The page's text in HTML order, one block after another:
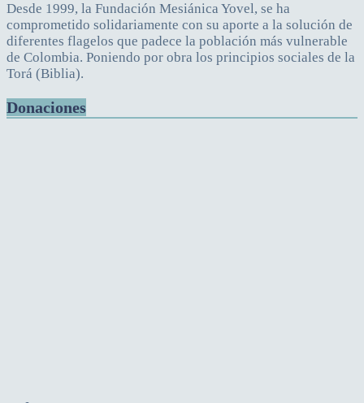
Desde 1999, la Fundación Mesiánica Yovel, se ha
comprometido solidariamente con su aporte a la solución de
diferentes flagelos que padece la población más vulnerable
de Colombia. Poniendo por obra los principios sociales de la
Torá (Biblia).
Donaciones